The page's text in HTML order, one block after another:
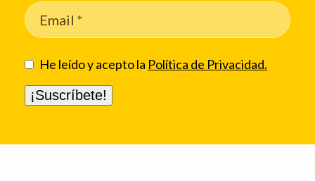
He leído y acepto la Política de Privacidad.